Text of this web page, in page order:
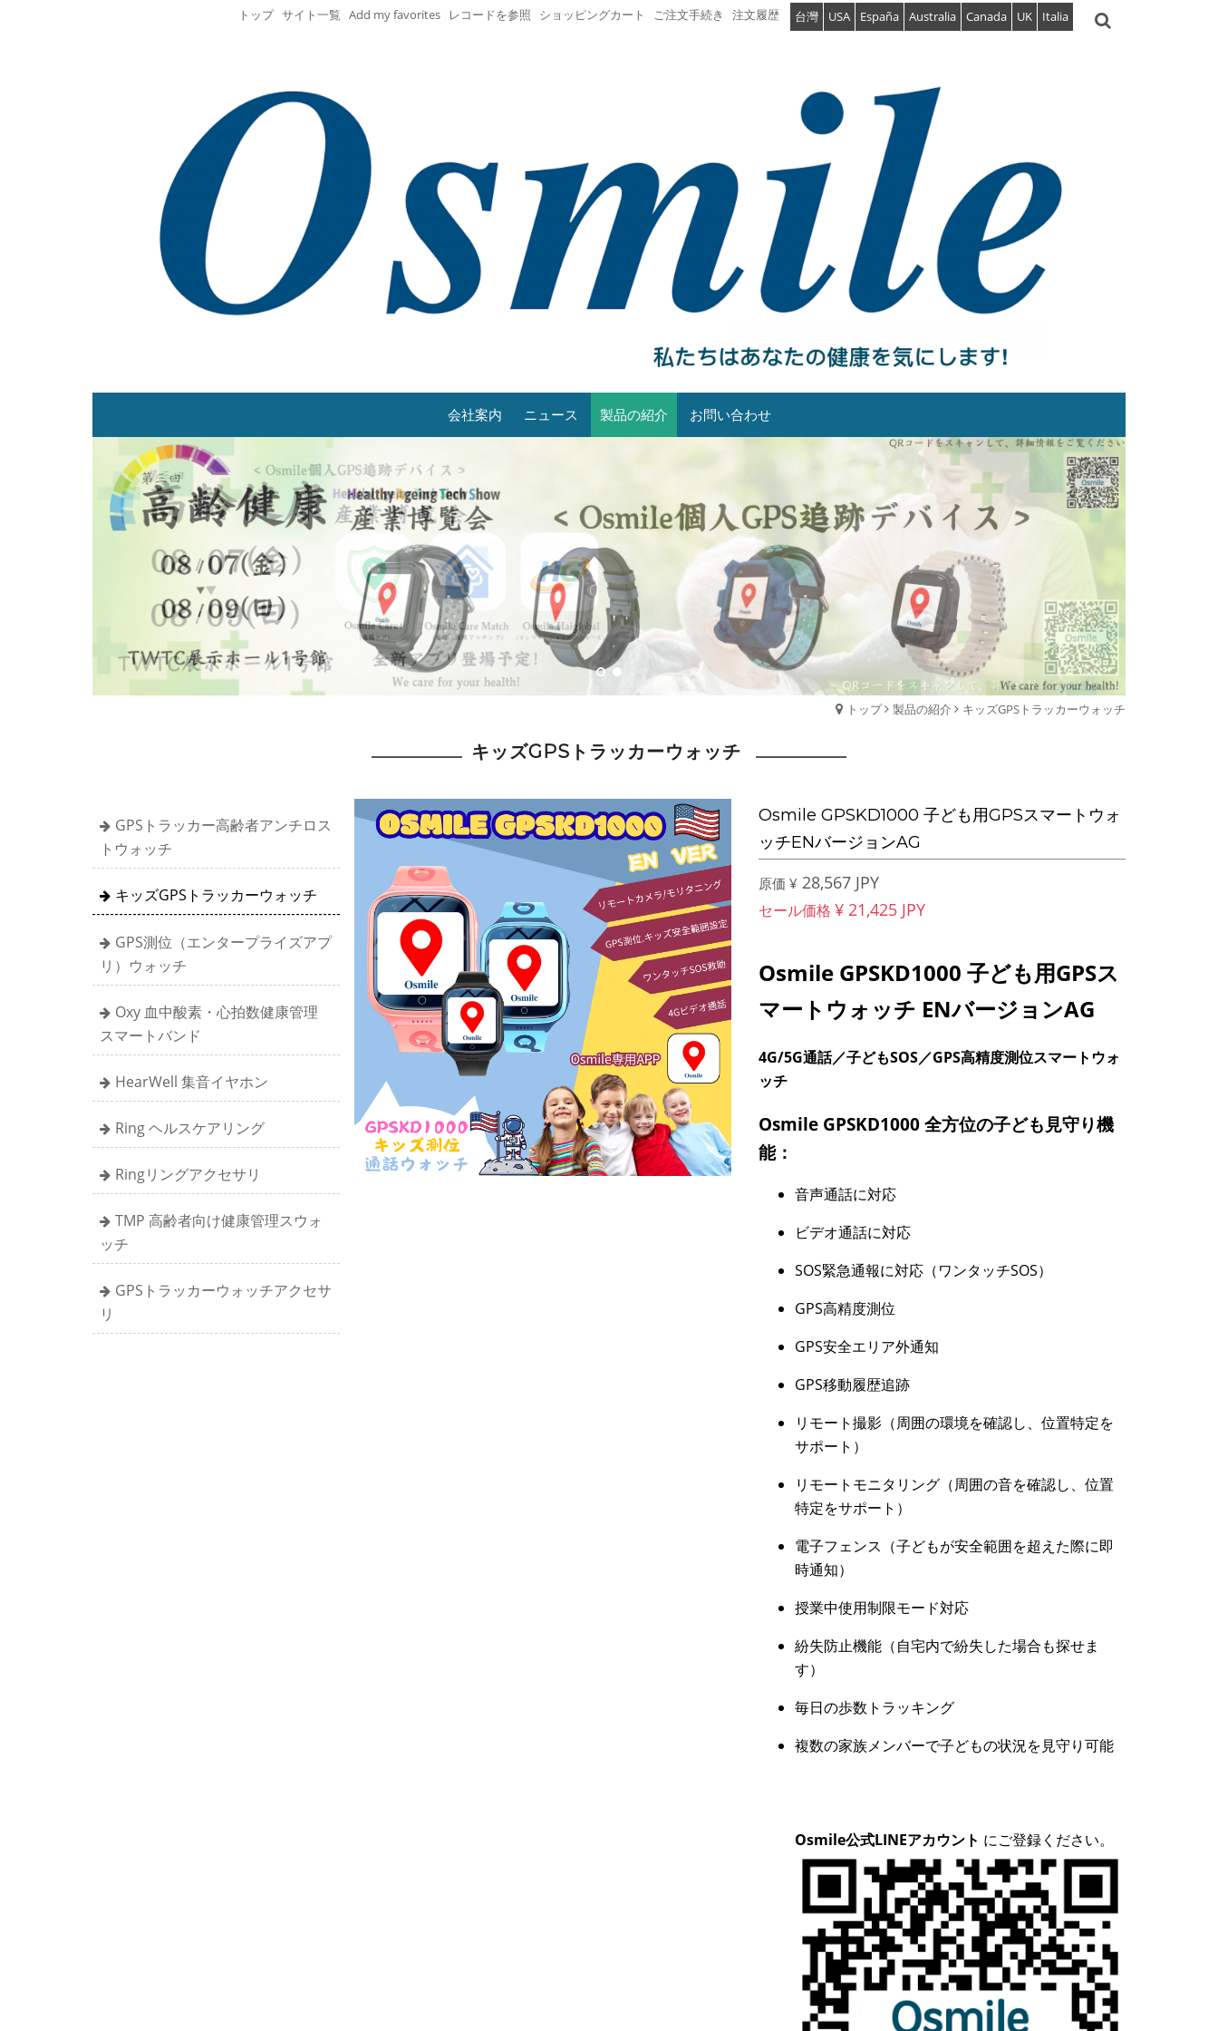
トップ サイト一覧 Add my favorites 台灣 USA España Australia Canada UK Italia
レコードを参照 ショッピングカート ご注文手続き 注文履歴
会社案内 ニュース 製品の紹介 お問い合わせ
トップ 製品の紹介 キッズGPSトラッカーウォッチ
キッズGPSトラッカーウォッチ
GPSトラッカー高齢者アンチロス
トウォッチ
キッズGPSトラッカーウォッチ
GPS測位（エンタープライズアプ
リ）ウォッチ
Oxy 血中酸素・心拍数健康管理
スマートバンド
HearWell 集音イヤホン
Ring ヘルスケアリング
Ringリングアクセサリ
TMP 高齢者向け健康管理スウォ
ッチ
GPSトラッカーウォッチアクセサ
リ
Osmile GPSKD1000 子ども用GPSスマートウォ
ッチENバージョンAG
原価 ¥ 28,567 JPY
セール価格 ¥ 21,425 JPY
Osmile GPSKD1000 子ども用GPSス
マートウォッチ ENバージョンAG
4G/5G通話／子どもSOS／GPS高精度測位スマートウォ
ッチ
Osmile GPSKD1000 全方位の子ども見守り機
能：
音声通話に対応
ビデオ通話に対応
SOS緊急通報に対応（ワンタッチSOS）
GPS高精度測位
GPS安全エリア外通知
GPS移動履歴追跡
リモート撮影（周囲の環境を確認し、位置特定を
サポート）
リモートモニタリング（周囲の音を確認し、位置
特定をサポート）
電子フェンス（子どもが安全範囲を超えた際に即
時通知）
授業中使用制限モード対応
紛失防止機能（自宅内で紛失した場合も探せま
す）
毎日の歩数トラッキング
複数の家族メンバーで子どもの状況を見守り可能
Osmile公式LINEアカウント にご登録ください。